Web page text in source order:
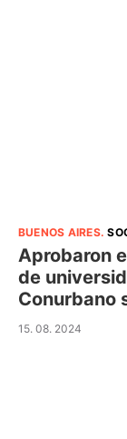
BUENOS AIRES.
Aprobaron
de
Conurbano
15. 08. 2024